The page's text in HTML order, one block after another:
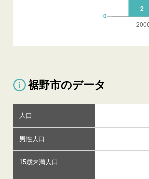
裾野市のデータ
人口
男性人口
15歳未満人口